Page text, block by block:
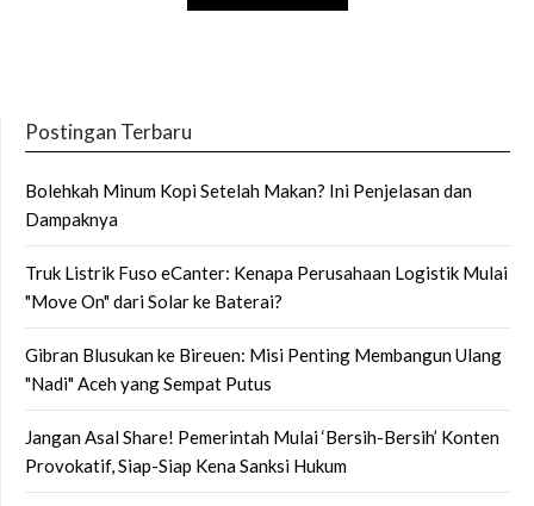
Postingan Terbaru
Bolehkah Minum Kopi Setelah Makan? Ini Penjelasan dan
Dampaknya
Truk Listrik Fuso eCanter: Kenapa Perusahaan Logistik Mulai
"Move On" dari Solar ke Baterai?
Gibran Blusukan ke Bireuen: Misi Penting Membangun Ulang
"Nadi" Aceh yang Sempat Putus
Jangan Asal Share! Pemerintah Mulai ‘Bersih-Bersih’ Konten
Provokatif, Siap-Siap Kena Sanksi Hukum